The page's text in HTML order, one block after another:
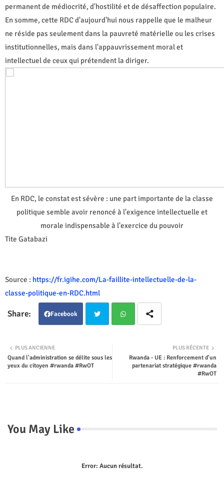
permanent de médiocrité, d'hostilité et de désaffection populaire.
En somme, cette RDC d'aujourd'hui nous rappelle que le malheur
ne réside pas seulement dans la pauvreté matérielle ou les crises
institutionnelles, mais dans l'appauvrissement moral et
intellectuel de ceux qui prétendent la diriger.
En RDC, le constat est sévère : une part importante de la classe
politique semble avoir renoncé à l'exigence intellectuelle et
morale indispensable à l'exercice du pouvoir
Tite Gatabazi
Source : https://fr.igihe.com/La-faillite-intellectuelle-de-la-
classe-politique-en-RDC.html
Facebook
ter
PLUS RÉCENTE
Rwanda - UE : Renforcement d'un
partenariat stratégique #rwanda
#RwOT
PLUS ANCIENNE
Quand l'administration se délite sous les
yeux du citoyen #rwanda #RwOT
You May Like
Error: Aucun résultat.